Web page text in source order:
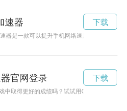
速器
器是一款可以提升手机网络速度和稳定性的
下载
官网登录
中取得更好的成绩吗？试试用Clash加速，让
下载